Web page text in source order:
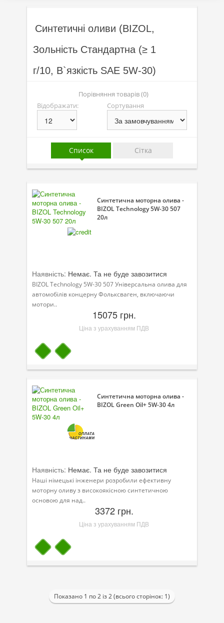
Напівсинтетичні оливи
Мінеральні оливи
Лінійка олив Top Tec
Лінійка олив Special Tec
Лінійка олив Optimal
Присадки
Присадки до систем охолодження
Присадки в паливо
Сервісні продукти
Обладнання
Догляд за кондиціонером
Профі-серія
Спеціальні програми
Велосипедна програма
Моторна олива для мотоцикла
Оливи для моторів човнів
Продукція для саду
Промислова програма
Зимова програма
Синтетичні оливи (BIZOL,
Зольність Стандартна (≥ 1
г/10, В`язкість SAE 5W-30)
Порівняння товарів (0)
Відображати:
Сортування
Список Сітка
Синтетична моторна олива -
BIZOL Technology 5W-30 507
20л
Наявність: Немає. Та не буде завозитися
BIZOL Technology 5W-30 507 Універсальна олива для
автомобілів концерну Фольксваген, включаючи
мотори..
15075 грн.
Ціна з урахуванням ПДВ
Синтетична моторна олива -
BIZOL Green Oil+ 5W-30 4л
Наявність: Немає. Та не буде завозитися
Наші німецькі інженери розробили ефективну
моторну оливу з високоякісною синтетичною
основою для над..
3372 грн.
Ціна з урахуванням ПДВ
Показано 1 по 2 із 2 (всього сторінок: 1)